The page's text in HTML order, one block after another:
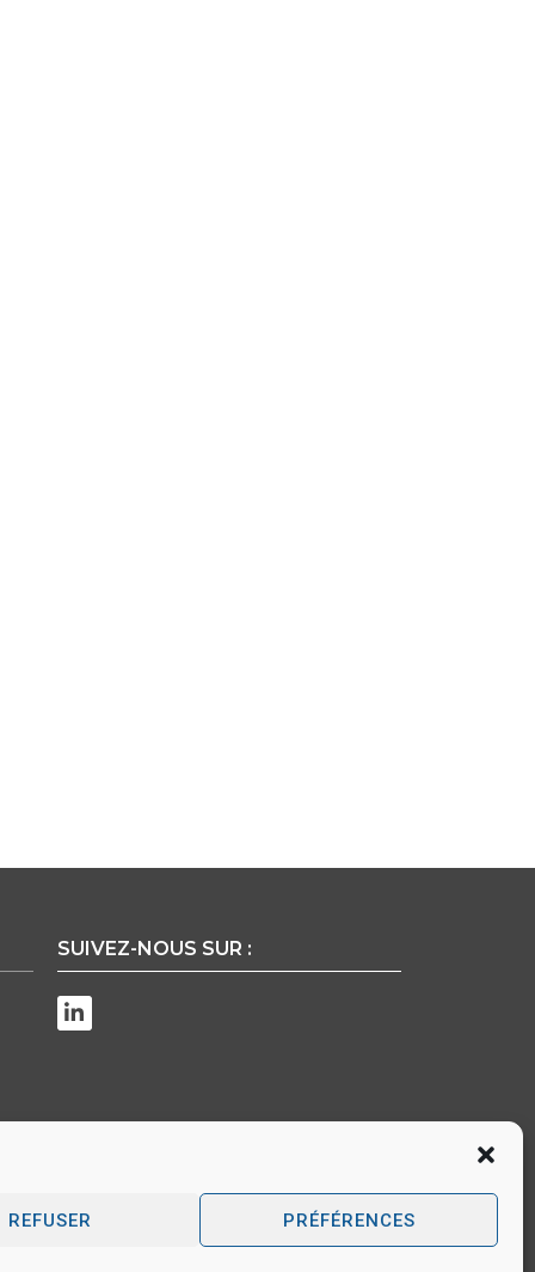
REFUSER PRÉFÉRENCES
SUIVEZ-NOUS SUR :